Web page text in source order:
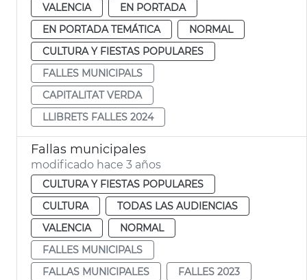
VALENCIA
EN PORTADA
EN PORTADA TEMÁTICA
NORMAL
CULTURA Y FIESTAS POPULARES
FALLES MUNICIPALS
CAPITALITAT VERDA
LLIBRETS FALLES 2024
Fallas municipales
modificado hace 3 años
CULTURA Y FIESTAS POPULARES
CULTURA
TODAS LAS AUDIENCIAS
VALENCIA
NORMAL
FALLES MUNICIPALS
FALLAS MUNICIPALES
FALLES 2023